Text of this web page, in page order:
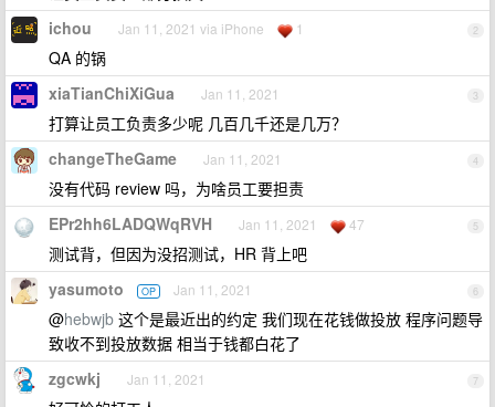
2
ichou Jan 11, 2021 via iPhone 1
QA 的锅
3
xiaTianChiXiGua Jan 11, 2021
打算让员工负责多少呢 几百几千还是几万？
4
changeTheGame Jan 11, 2021
没有代码 review 吗，为啥员工要担责
5
EPr2hh6LADQWqRVH Jan 11, 2021 47
测试背，但因为没招测试，HR 背上吧
6
yasumoto OP Jan 11, 2021
@hebwjb 这个是最近出的约定 我们现在花钱做投放 程序问题导
致收不到投放数据 相当于钱都白花了
7
zgcwkj Jan 11, 2021